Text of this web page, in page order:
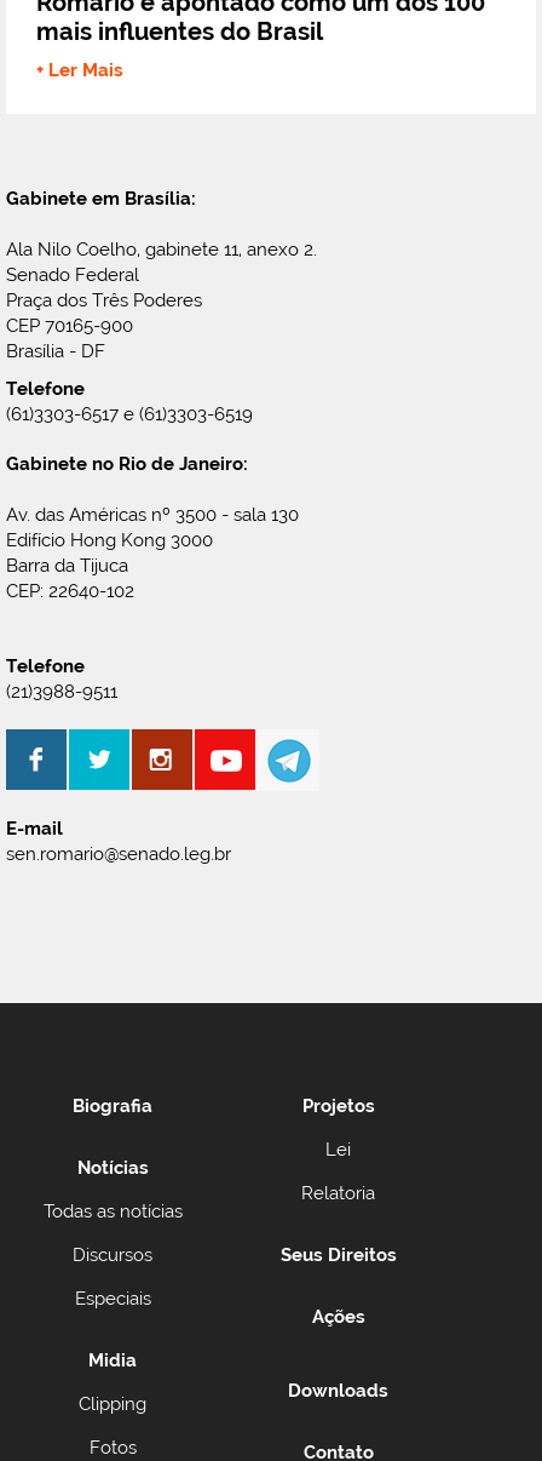
mais influentes do Brasil
+ Ler Mais
Gabinete em Brasília:
Ala Nilo Coelho, gabinete 11, anexo 2.
Senado Federal
Praça dos Três Poderes
CEP 70165-900
Brasília - DF
Telefone
(61)3303-6517 e (61)3303-6519
Gabinete no Rio de Janeiro:
Av. das Américas nº 3500 - sala 130
Edifício Hong Kong 3000
Barra da Tijuca
CEP: 22640-102
Telefone
(21)3988-9511
E-mail
sen.romario@senado.leg.br
Biografia
Notícias
Todas as notícias
Discursos
Especiais
Midia
Clipping
Fotos
Projetos
Lei
Relatoria
Seus Direitos
Ações
Downloads
Contato